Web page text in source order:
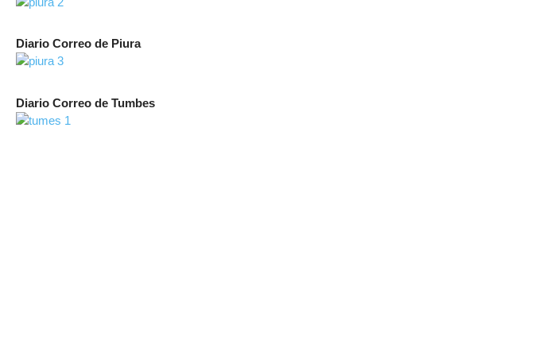
Diario Correo de Piura
Diario Correo de Tumbes